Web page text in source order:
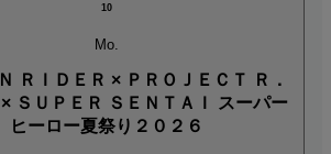
10
Mo.
ＲＩＤＥＲ × ＰＲＯＪＥＣＴ Ｒ．
ＳＵＰＥＲ ＳＥＮＴＡＩ スーパー
ヒーロー夏祭り２０２６